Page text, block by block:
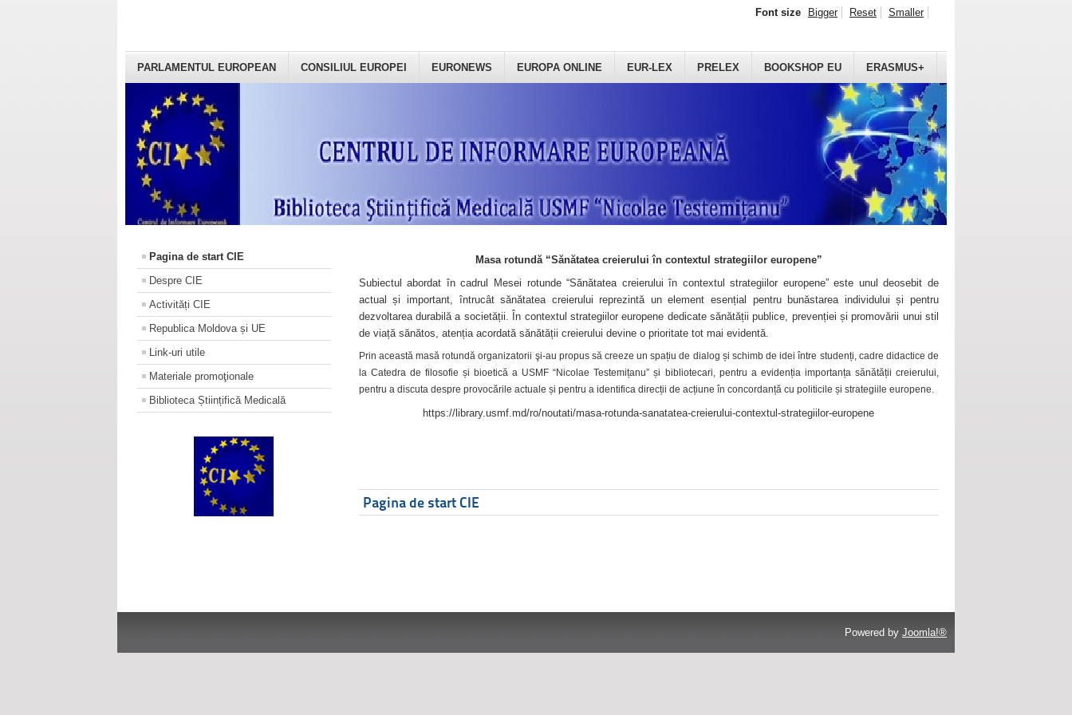
PARLAMENTUL EUROPEAN CONSILIUL EUROPEI EURONEWS EUROPA ONLINE EUR-LEX PRELEX BOOKSHOP EU ERASMUS+
Font size Bigger Reset Smaller
Pagina de start CIE
Despre CIE
Activități CIE
Republica Moldova și UE
Link-uri utile
Materiale promoţionale
Biblioteca Științifică Medicală
Masa rotundă “Sănătatea creierului în contextul strategiilor europene”
Subiectul abordat în cadrul Mesei rotunde “Sănătatea creierului în contextul strategiilor europene” este unul deosebit de
actual și important, întrucât sănătatea creierului reprezintă un element esențial pentru bunăstarea individului și pentru
dezvoltarea durabilă a societății. În contextul strategiilor europene dedicate sănătății publice, prevenției și promovării unui stil
de viață sănătos, atenția acordată sănătății creierului devine o prioritate tot mai evidentă.
Prin această masă rotundă organizatorii şi-au propus să creeze un spațiu de dialog și schimb de idei între studenți, cadre didactice de
la Catedra de filosofie și bioetică a USMF “Nicolae Testemițanu” și bibliotecari, pentru a evidenția importanța sănătății creierului,
pentru a discuta despre provocările actuale și pentru a identifica direcții de acțiune în concordanță cu politicile și strategiile europene.
https://library.usmf.md/ro/noutati/masa-rotunda-sanatatea-creierului-contextul-strategiilor-europene
Pagina de start CIE
Powered by Joomla!®